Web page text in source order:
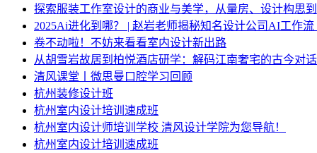
探索服装工作室设计的商业与美学，从量房、设计构思
2025Ai进化到哪？ | 赵岩老师揭秘知名设计公司AI工作流
卷不动啦！不妨来看看室内设计新出路
从胡雪岩故居到柏悦酒店研学：解码江南奢宅的古今对话
清风课堂丨微思曼口腔学习回顾
杭州装修设计班
杭州室内设计培训速成班
杭州室内设计师培训学校 清风设计学院为您导航！
杭州室内设计培训速成班